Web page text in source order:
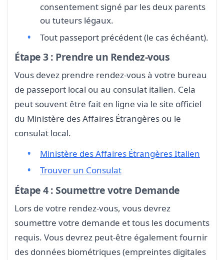
consentement signé par les deux parents
ou tuteurs légaux.
Tout passeport précédent (le cas échéant).
Étape 3 : Prendre un Rendez-vous
Vous devez prendre rendez-vous à votre bureau
de passeport local ou au consulat italien. Cela
peut souvent être fait en ligne via le site officiel
du Ministère des Affaires Étrangères ou le
consulat local.
Ministère des Affaires Étrangères Italien
Trouver un Consulat
Étape 4 : Soumettre votre Demande
Lors de votre rendez-vous, vous devrez
soumettre votre demande et tous les documents
requis. Vous devrez peut-être également fournir
des données biométriques (empreintes digitales